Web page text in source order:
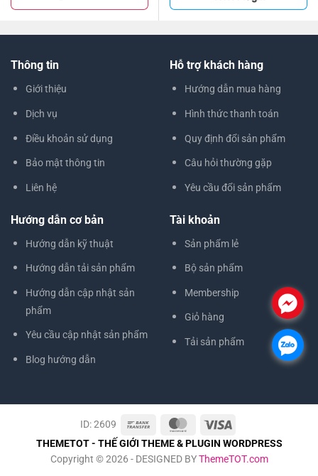
Thông tin
Giới thiệu
Dịch vụ
Điều khoản sử dụng
Bảo mật thông tin
Liên hệ
Hỗ trợ khách hàng
Hướng dẫn mua hàng
Hình thức thanh toán
Quy định đổi sản phẩm
Câu hỏi thường gặp
Yêu cầu đổi sản phẩm
Hướng dẫn cơ bản
Hướng dẫn kỹ thuật
Hướng dẫn tải sản phẩm
Hướng dẫn cập nhật sản
phẩm
Yêu cầu cập nhật sản phẩm
Blog hướng dẫn
Tài khoản
Sản phẩm lẻ
Bộ sản phẩm
Membership
Giỏ hàng
Tải sản phẩm
ID: 2609
THEMETOT - THẾ GIỚI THEME & PLUGIN WORDPRESS
Copyright © 2026 - DESIGNED BYThemeTOT.com
.
.